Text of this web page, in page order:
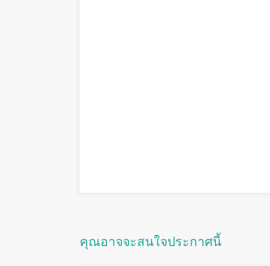
คุณอาจจะสนใจประกาศนี้